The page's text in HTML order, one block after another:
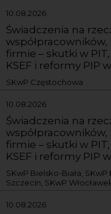
10.08.2026
Świadczenia na
współpracowników,
firmie – skutki w PIT,
KSEF i reformy PIP
SKwP Częstochowa
10.08.2026
Świadczenia na
współpracowników,
firmie – skutki w PIT,
KSEF i reformy PIP
SKwP Bielsko-Biała,
Szczecin, SKwP
10.08.2026